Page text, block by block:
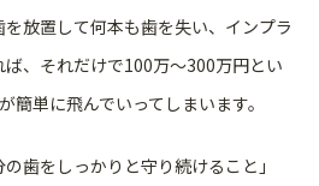
放置して何本も歯を失い、インプラ
ば、それだけで100万〜300万円とい
簡単に飛んでいってしまいます。
歯をしっかりと守り続けること」